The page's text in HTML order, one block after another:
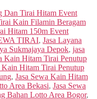
Dan Tirai Hitam Event
Kain Filamin Beragam
Hitam 150m Event
TIRAI, Jasa Layana
Sukmajaya Depok, jasa
Kain Hitam Tirai Penutup
Kain Hitam Tirai Penutup
, Jasa Sewa Kain Hitam
Area Bekasi, Jasa Sewa
Bahan Lotto Area Bogor,